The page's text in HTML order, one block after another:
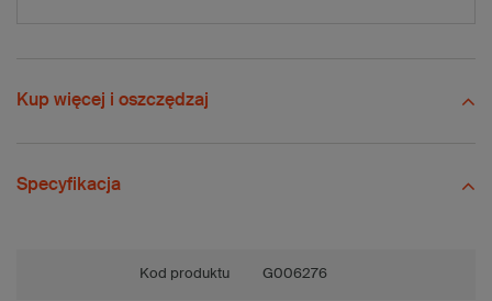
Kup więcej i oszczędzaj
Specyfikacja
Kod produktu G006276